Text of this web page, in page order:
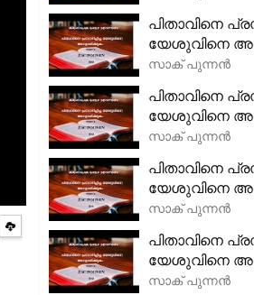
പിതാവിനെ
യേശുവിനെ
സാക് പുന്നൻ
പിതാവിനെ
യേശുവിനെ
സാക് പുന്നൻ
പിതാവിനെ
യേശുവിനെ
സാക് പുന്നൻ
പിതാവിനെ
യേശുവിനെ
സാക് പുന്നൻ